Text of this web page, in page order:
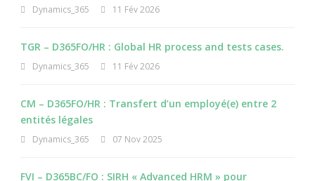
Dynamics_365 11 Fév 2026
TGR – D365FO/HR : Global HR process and tests cases.
Dynamics_365 11 Fév 2026
CM – D365FO/HR : Transfert d’un employé(e) entre 2
entités légales
Dynamics_365 07 Nov 2025
FVI – D365BC/FO : SIRH « Advanced HRM » pour